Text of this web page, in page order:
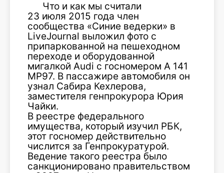
Что и как мы считали
23 июля 2015 года член
сообщества «Синие ведерки» в
LiveJournal выложил фото с
припаркованной на пешеходном
переходе и оборудованной
мигалкой Audi с госномером А 141
МР97. В пассажире автомобиля он
узнал Сабира Кехлерова,
заместителя генпрокурора Юрия
Чайки.
В реестре федерального
имущества, который изучил РБК,
этот госномер действительно
числится за Генпрокуратурой.
Ведение такого реестра было
санкционировано правительством